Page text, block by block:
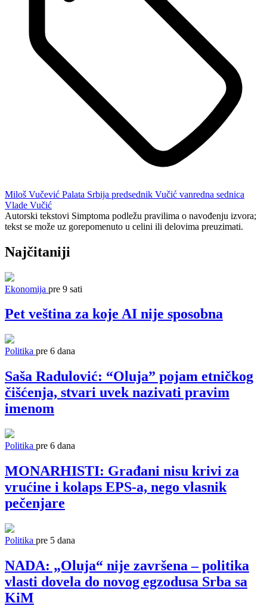
Miloš Vučević Palata Srbija predsednik Vučić vanredna sednica
Vlade Vučić
Autorski tekstovi Simptoma podležu pravilima o navođenju izvora;
tekst se može uz gorepomenuto u celini ili delovima preuzimati.
Najčitaniji
Ekonomija pre 9 sati
Pet veština za koje AI nije sposobna
Politika pre 6 dana
Saša Radulović: “Oluja” pojam etničkog
čišćenja, stvari uvek nazivati pravim
imenom
Politika pre 6 dana
MONARHISTI: Građani nisu krivi za
vrućine i kolaps EPS-a, nego vlasnik
pečenjare
Politika pre 5 dana
NADA: „Oluja“ nije završena – politika
vlasti dovela do novog egzodusa Srba sa
KiM